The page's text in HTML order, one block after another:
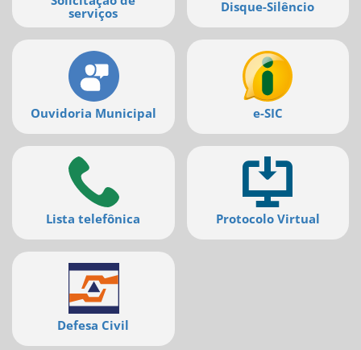
serviços
Disque-Silêncio
Ouvidoria Municipal e-SIC
Lista telefônica Protocolo Virtual
Defesa Civil